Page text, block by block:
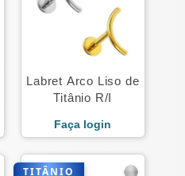
Labret Arco Liso de
Titânio R/I
Faça login
TITÂNIO